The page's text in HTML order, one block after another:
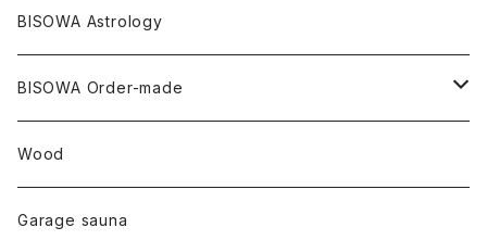
クォーツインクォーツ
ムーンストーン
アメリカ
縁キャンドル
大蝶恵美子
Tomoko Uemura Art 麻炭陶器
Cosmic hemp
YUGEN GLASS
others
foods
バンブー
オーガニックフリース
宇佐美聖子
Misakubo Japan
碧-AOI-の松葉天然酵母パン
Uwajima Japan
BISOWA Astrology
BISOWA Order-made
∞Seiko Usami∞
Wood
Garage sauna